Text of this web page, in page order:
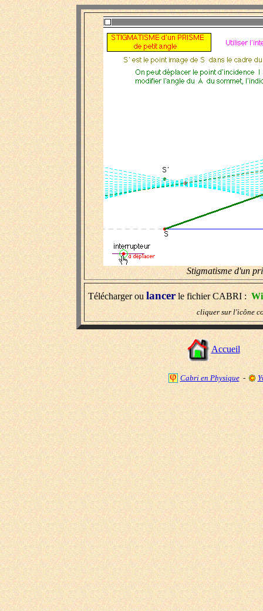
Stigmatisme d'un
Télécharger oulancerle fichier CABRI :
cliquer sur l'icône
Accueil
Cabri en Physique-